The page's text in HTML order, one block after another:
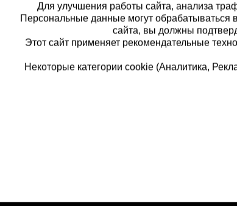
Для улучшения работы сайта, анализа
Персональные данные могут обрабатываться
сайта, вы должны
Этот сайт применяет рекомендательные
Некоторые категории cookie (Аналитика,